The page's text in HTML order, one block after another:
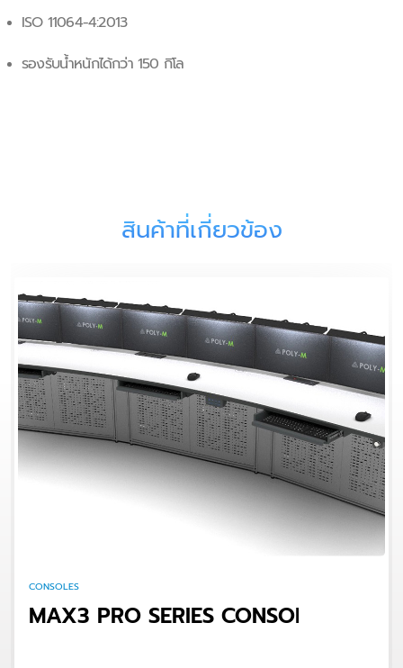
ISO 11064-4:2013
รองรับน้ำหนักได้กว่า 150 กิโล
สินค้าที่เกี่ยวข้อง
CONSOLES
MAX3 PRO SERIES CONSOLE